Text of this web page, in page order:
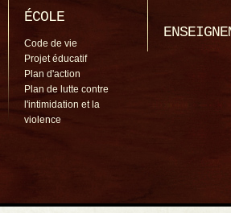
ÉCOLE
Code de vie
Projet éducatif
Plan d'action
Plan de lutte contre
l'intimidation et la
violence